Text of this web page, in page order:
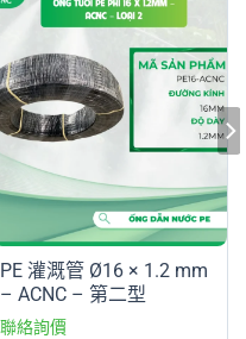
PE 灌溉管 Ø16 × 1.2 mm
– ACNC – 第二型